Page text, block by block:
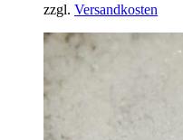
zzgl. Versandkosten